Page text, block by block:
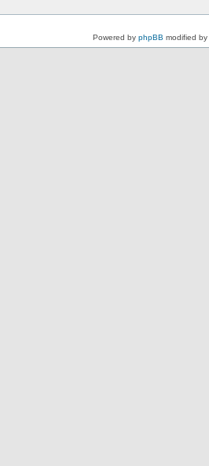
Powered by phpBB modified by